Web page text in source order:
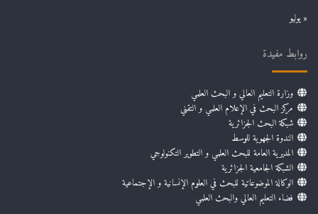
« يوليو
روابط مفيدة
وزارة التعليم العالي و البحث العلمي
مركز البحث في الإعلام العلمي و التقني
شبكة البحث الجزائرية
الندوة الجهوية للوسط
المديرية العامة للبحث العلمي و التطوير التكنولوجي
الشبكة الجامعية الجزائرية
الوكالة الموضوعاتية للبحث في العلوم الإنسانية و الإجتماعية
فضاء التعليم العالي والبحث العلمي